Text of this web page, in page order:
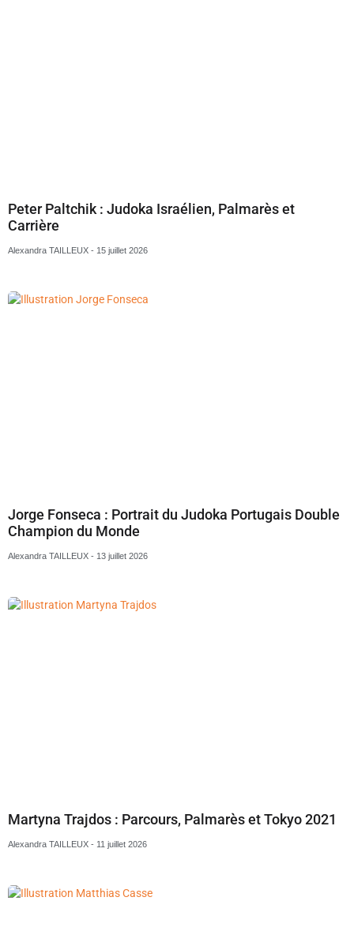
Peter Paltchik : Judoka Israélien, Palmarès et
Carrière
Alexandra TAILLEUX 15 juillet 2026
Jorge Fonseca : Portrait du Judoka Portugais Double
Champion du Monde
Alexandra TAILLEUX 13 juillet 2026
Martyna Trajdos : Parcours, Palmarès et Tokyo 2021
Alexandra TAILLEUX 11 juillet 2026